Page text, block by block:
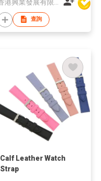
查詢
Calf Leather Watch
Strap